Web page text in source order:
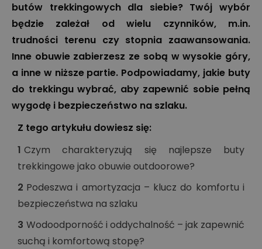
butów trekkingowych dla siebie? Twój wybór
będzie zależał od wielu czynników, m.in.
trudności terenu czy stopnia zaawansowania.
Inne obuwie zabierzesz ze sobą w wysokie góry,
a inne w niższe partie. Podpowiadamy, jakie buty
do trekkingu wybrać, aby zapewnić sobie pełną
wygodę i bezpieczeństwo na szlaku.
Z tego artykułu dowiesz się:
1 Czym charakteryzują się najlepsze buty
trekkingowe jako obuwie outdoorowe?
2 Podeszwa i amortyzacja – klucz do komfortu i
bezpieczeństwa na szlaku
3 Wodoodporność i oddychalność – jak zapewnić
suchą i komfortową stopę?